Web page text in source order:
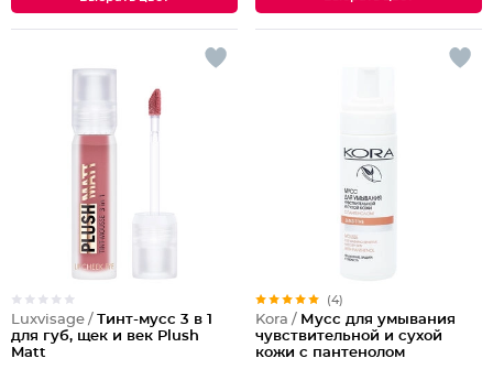
Luxvisage / Тинт-мусс 3 в 1
для губ, щек и век Plush
Matt
(4)
Kora / Мусс для умывания
чувствительной и сухой
кожи с пантенолом